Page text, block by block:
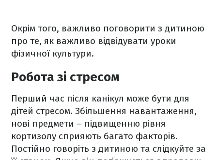
Окрім того, важливо поговорити з дитиною
про те, як важливо відвідувати уроки
фізичної культури.
Робота зі стресом
Перший час після канікул може бути для
дітей стресом. Збільшення навантаження,
нові предмети – підвищенню рівня
кортизолу сприяють багато факторів.
Постійно говоріть з дитиною та слідкуйте за